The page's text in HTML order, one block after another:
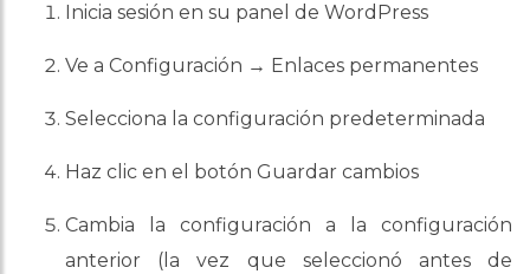
Inicia sesión en su panel de WordPress
Ve a Configuración → Enlaces permanentes
Selecciona la configuración predeterminada
Haz clic en el botón Guardar cambios
Cambia la configuración a la configuración
anterior (la vez que seleccionó antes de